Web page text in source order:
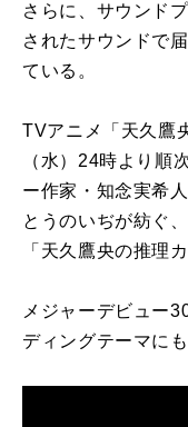
さらに、サウンド
されたサウンドで
ている。
TVアニメ「天久鷹
（水）24時より順
ー作家・知念実希
とうのいぢが紡ぐ
「天久鷹央の推理
メジャーデビュー
ディングテーマに